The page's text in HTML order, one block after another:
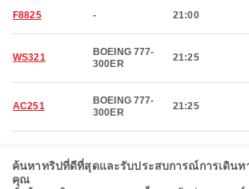
F8825 - 21:00
WS321
BOEING 777-
300ER
21:25
AC251
BOEING 777-
300ER
21:25
ค้นหาทริปที่ดีที่สุดและรับประสบการณ์การเดิน
คุณ